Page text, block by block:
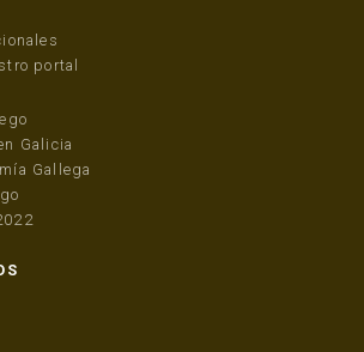
portal
Galicia
Gallega